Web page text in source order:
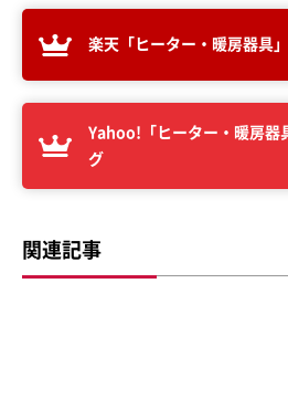
楽天「ヒーター・暖房器具
Yahoo!「ヒーター・暖房器
グ
関連記事